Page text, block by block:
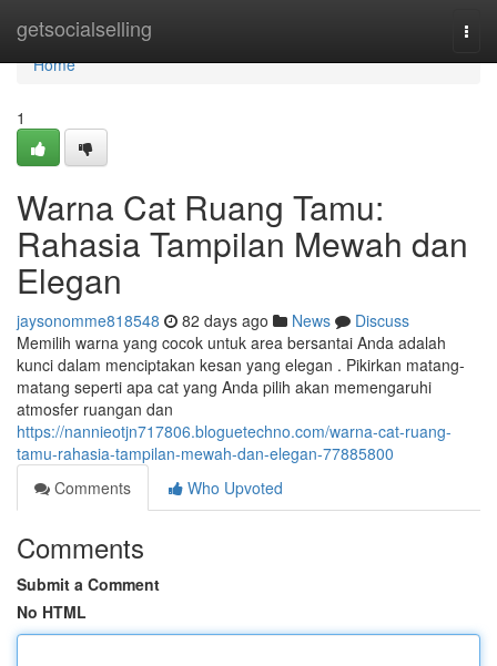
getsocialselling
Home
Home
1
Warna Cat Ruang Tamu:
Rahasia Tampilan Mewah dan
Elegan
jaysonomme818548 82 days ago News
Discuss
Memilih warna yang cocok untuk area bersantai Anda adalah
kunci dalam menciptakan kesan yang elegan . Pikirkan matang-
matang seperti apa cat yang Anda pilih akan memengaruhi
atmosfer ruangan dan
https://nannieotjn717806.bloguetechno.com/warna-cat-ruang-
tamu-rahasia-tampilan-mewah-dan-elegan-77885800
Comments
Who Upvoted
Comments
Submit a Comment
No HTML